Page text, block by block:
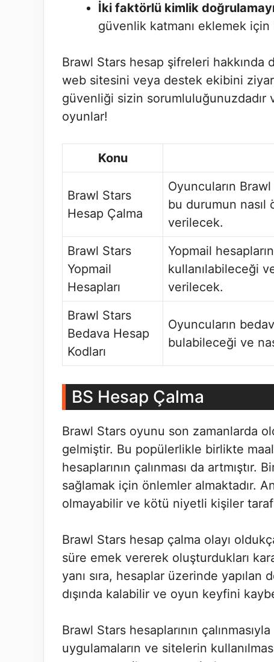
İki faktörlü kimlik
güvenlik katmanı eklemek
Brawl Stars hesap şifreleri
web sitesini veya destek ekibini
güvenliği sizin
oyunlar!
Konu
Brawl Stars
Hesap Çalma
Oyuncuların
bu durumun nasıl
verilecek.
Brawl Stars
Yopmail
Hesapları
Yopmail
kullanılabileceği
verilecek.
Brawl Stars
Bedava Hesap
Kodları
Oyuncuların
bulabileceği ve
BS Hesap Çalma
Brawl Stars oyunu son zamanlarda
gelmiştir. Bu popülerlikle birlikte
hesaplarının çalınması da
sağlamak için önlemler almaktadır.
olmayabilir ve kötü niyetli kişiler
Brawl Stars hesap çalma olayı
süre emek vererek oluşturdukları
yanı sıra, hesaplar üzerinde
dışında kalabilir ve oyun keyfini
Brawl Stars hesaplarının
uygulamaların ve sitelerin